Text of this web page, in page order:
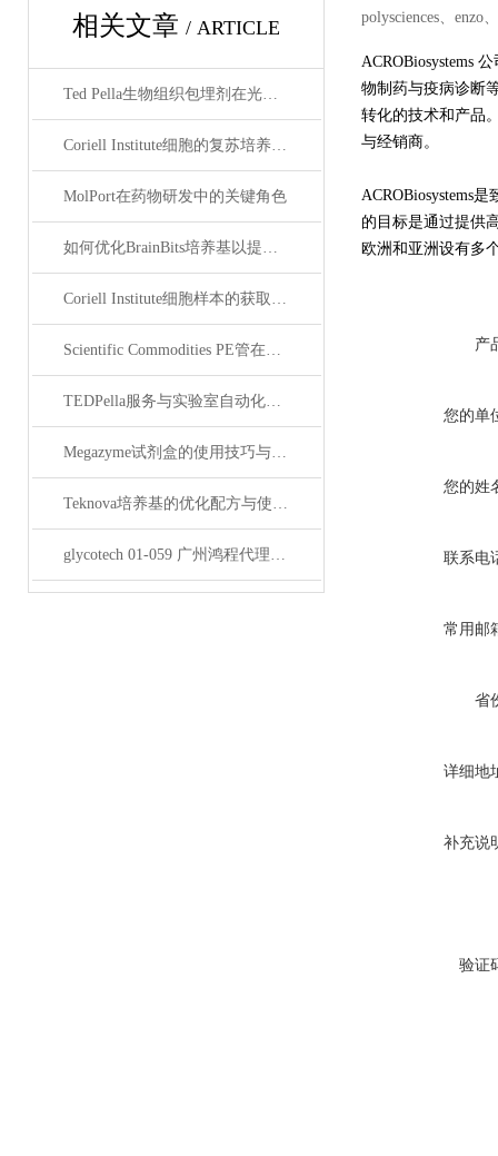
相关文章 / ARTICLE
Ted Pella生物组织包埋剂在光镜与电镜联用技术中的应用
Coriell Institute细胞的复苏培养与质量控制规范
MolPort在药物研发中的关键角色
如何优化BrainBits培养基以提高实验效果？
Coriell Institute细胞样本的获取与应用指南
Scientific Commodities PE管在环保实验中的作用
TEDPella服务与实验室自动化设备的整合
Megazyme试剂盒的使用技巧与实验优化方法
Teknova培养基的优化配方与使用技巧
glycotech 01-059 广州鸿程代理：开启糖生物学研究新征程
polysciences、enzo
ACROBiosystems
物制药与疫病诊断
转化的技术和产品
与经销商。
ACROBiosystems
的目标是通过提供
欧洲和亚洲设有多
产
您的单
您的姓
联系电
常用邮
省
详细地
补充说
验证